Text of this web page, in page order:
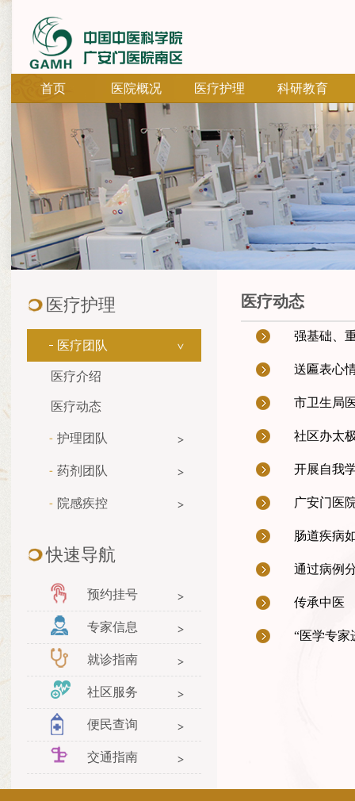
首页 医院概况 医疗护理 科研教育
医疗护理
医疗团队
医疗介绍
医疗动态
护理团队
药剂团队
院感疾控
快速导航
预约挂号
专家信息
就诊指南
社区服务
便民查询
交通指南
医疗动态
强基础、
送匾表心
市卫生局
社区办太
开展自我
广安门医
肠道疾病
通过病例
传承中医
“医学专家